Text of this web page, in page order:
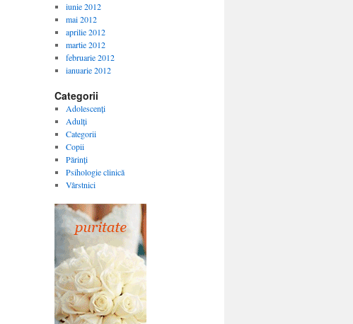
iunie 2012
mai 2012
aprilie 2012
martie 2012
februarie 2012
ianuarie 2012
Categorii
Adolescenți
Adulți
Categorii
Copii
Părinți
Psihologie clinică
Vârstnici